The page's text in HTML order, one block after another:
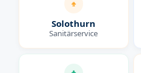
Solothurn
Sanitärservice